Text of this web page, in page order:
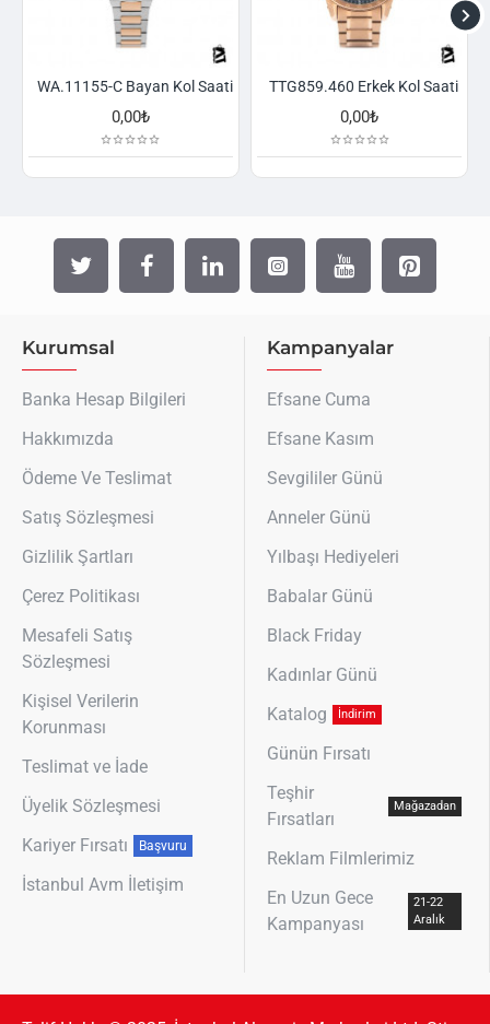
WA.11155-C Bayan Kol Saati
0,00₺
TTG859.460 Erkek Kol Saati
0,00₺
Kurumsal
Banka Hesap Bilgileri
Hakkımızda
Ödeme Ve Teslimat
Satış Sözleşmesi
Gizlilik Şartları
Çerez Politikası
Mesafeli Satış
Sözleşmesi
Kişisel Verilerin
Korunması
Teslimat ve İade
Üyelik Sözleşmesi
Kariyer Fırsatı
Başvuru
İstanbul Avm İletişim
Kampanyalar
Efsane Cuma
Efsane Kasım
Sevgililer Günü
Anneler Günü
Yılbaşı Hediyeleri
Babalar Günü
Black Friday
Kadınlar Günü
Katalog
İndirim
Günün Fırsatı
Teşhir
Fırsatları
Mağazadan
Reklam Filmlerimiz
En Uzun Gece
Kampanyası
21-22
Aralık